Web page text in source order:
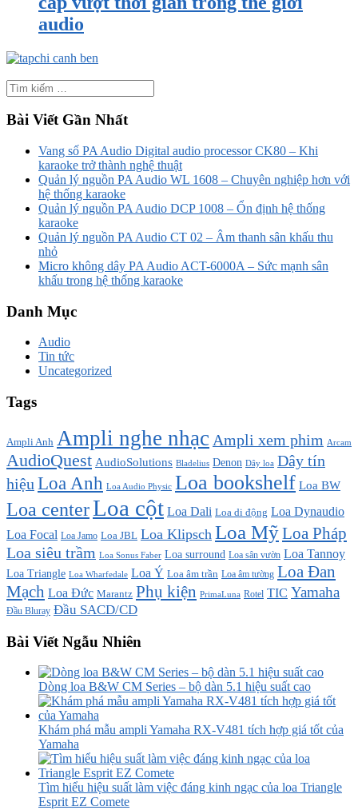
audio
Bài Viết Gần Nhất
Vang số PA Audio Digital audio processor CK80 – Khi
karaoke trở thành nghệ thuật
Quản lý nguồn PA Audio WL 1608 – Chuyên nghiệp hơn với
hệ thống karaoke
Quản lý nguồn PA Audio DCP 1008 – Ổn định hệ thống
karaoke
Quản lý nguồn PA Audio CT 02 – Âm thanh sân khấu thu
nhỏ
Micro không dây PA Audio ACT-6000A – Sức mạnh sân
khấu trong hệ thống karaoke
Danh Mục
Audio
Tin tức
Uncategorized
Tags
Ampli Anh Ampli nghe nhạc Ampli xem phim Arcam
AudioQuest AudioSolutions Bladelius Denon Dây loa Dây tín
hiệu Loa Anh Loa Audio Physic Loa bookshelf Loa BW
Loa centerLoa cột Loa Dali Loa di động Loa Dynaudio
Loa Focal Loa Jamo Loa JBL Loa Klipsch Loa MỹLoa Pháp
Loa siêu trầm Loa Sonus Faber Loa surround Loa sân vườn Loa Tannoy
Loa Triangle Loa Wharfedale Loa Ý Loa âm trần Loa âm tường Loa Đan
Mạch Loa Đức Marantz Phụ kiện PrimaLuna Rotel TIC Yamaha
Đầu Bluray Đầu SACD/CD
Bài Viết Ngẫu Nhiên
Dòng loa B&W CM Series – bộ dàn 5.1 hiệu suất cao
Khám phá mẫu ampli Yamaha RX-V481 tích hợp giá tốt của
Yamaha
Tìm hiểu hiệu suất làm việc đáng kinh ngạc của loa Triangle
Esprit EZ Comete